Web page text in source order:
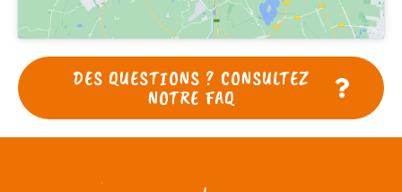
DES QUESTIONS ? CONSULTEZ
NOTRE FAQ